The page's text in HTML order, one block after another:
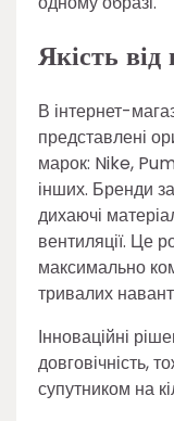
Якість від
В інтернет-
представлені
марок: Nike,
інших. Бренди
дихаючі
вентиляції. Це
максимально
тривалих
Інноваційні
довговічність,
супутником на